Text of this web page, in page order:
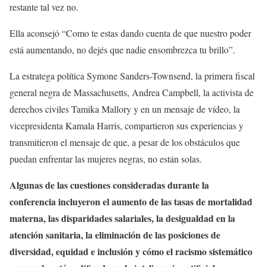
restante tal vez no.
Ella aconsejó “Como te estas dando cuenta de que nuestro poder
está aumentando, no dejés que nadie ensombrezca tu brillo”.
La estratega política Symone Sanders-Townsend, la primera fiscal
general negra de Massachusetts, Andrea Campbell, la activista de
derechos civiles Tamika Mallory y en un mensaje de vídeo, la
vicepresidenta Kamala Harris, compartieron sus experiencias y
transmitieron el mensaje de que, a pesar de los obstáculos que
puedan enfrentar las mujeres negras, no están solas.
Algunas de las cuestiones consideradas durante la
conferencia incluyeron el aumento de las tasas de mortalidad
materna, las disparidades salariales, la desigualdad en la
atención sanitaria, la eliminación de las posiciones de
diversidad, equidad e inclusión y cómo el racismo sistemático